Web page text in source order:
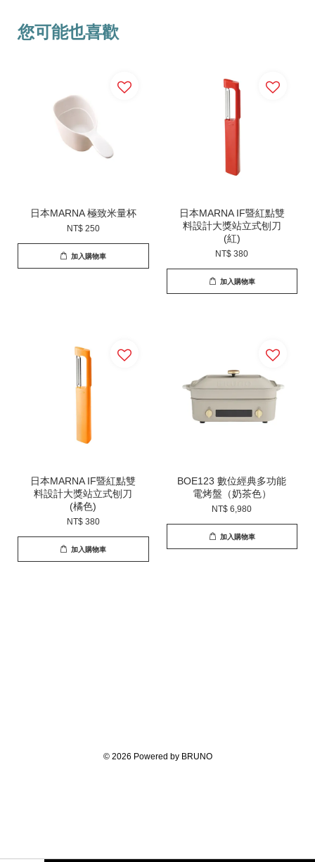
您可能也喜歡
日本MARNA 極致米量杯
NT$ 250
加入購物車
日本MARNA IF暨紅點雙
料設計大獎站立式刨刀
(紅)
NT$ 380
加入購物車
日本MARNA IF暨紅點雙
料設計大獎站立式刨刀
(橘色)
NT$ 380
加入購物車
BOE123 數位經典多功能
電烤盤（奶茶色）
NT$ 6,980
加入購物車
© 2026 Powered by BRUNO